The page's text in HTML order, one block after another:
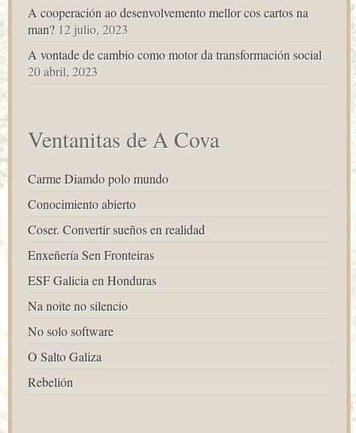
A cooperación ao desenvolvemento mellor cos cartos na
man? 12 julio, 2023
A vontade de cambio como motor da transformación social
20 abril, 2023
Ventanitas de A Cova
Carme Diamdo polo mundo
Conocimiento abierto
Coser. Convertir sueños en realidad
Enxeñería Sen Fronteiras
ESF Galicia en Honduras
Na noite no silencio
No solo software
O Salto Galiza
Rebelión